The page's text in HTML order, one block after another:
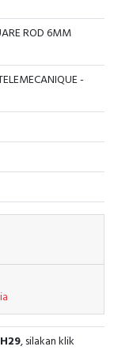
ROD 6MM
-
, silakan klik